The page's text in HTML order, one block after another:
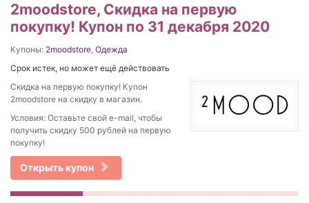
2moodstore, Скидка на первую
покупку! Купон по 31 декабря 2020
Купоны: 2moodstore, Одежда
Срок истек, но может ещё действовать
Скидка на первую покупку! Купон
2moodstore на скидку в магазин.
Условия: Оставьте свой e-mail, чтобы
получить скидку 500 рублей на первую
покупку!
Открыть купон